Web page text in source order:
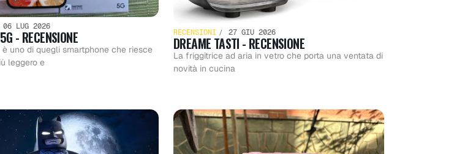
06 LUG 2026
- RECENSIONE
è uno di quegli smartphone che riesce
leggero e
RECENSIONI 27 GIU 2026
DREAME TASTI - RECENSIONE
La friggitrice ad aria in vetro che porta una ventata di
novità in cucina